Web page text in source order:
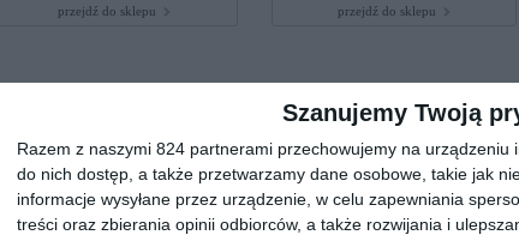
Szanujemy Twoją
Razem z naszymi 824 partnerami przechowujemy na
do nich dostęp, a także przetwarzamy dane osobowe, takie jak
informacje wysyłane przez urządzenie, w celu zapewniania
treści oraz zbierania opinii odbiorców, a także rozwijania i
przejdź do sklepu przejdź do sklepu